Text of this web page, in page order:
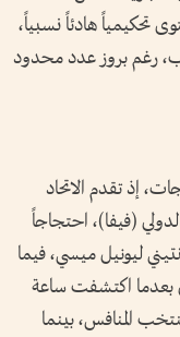
تحكيمياً هادئاً نسبياً،
رغم بروز عدد محدود
إذ تقدم الاتحاد
(فيفا)، احتجاجاً
ليونيل ميسي، فيما
بعدما اكتشفت ساعة
المنافس، بينما